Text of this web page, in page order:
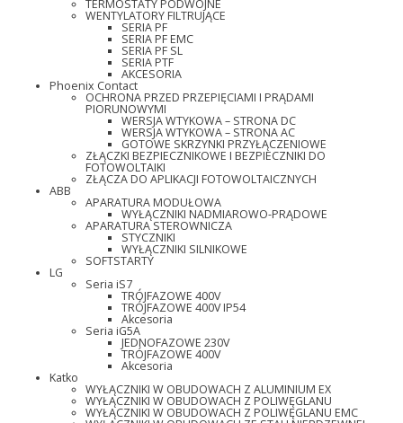
TERMOSTATY PODWÓJNE
WENTYLATORY FILTRUJĄCE
SERIA PF
SERIA PF EMC
SERIA PF SL
SERIA PTF
AKCESORIA
Phoenix Contact
OCHRONA PRZED PRZEPIĘCIAMI I PRĄDAMI
PIORUNOWYMI
WERSJA WTYKOWA – STRONA DC
WERSJA WTYKOWA – STRONA AC
GOTOWE SKRZYNKI PRZYŁĄCZENIOWE
ZŁĄCZKI BEZPIECZNIKOWE I BEZPIECZNIKI DO
FOTOWOLTAIKI
ZŁĄCZA DO APLIKACJI FOTOWOLTAICZNYCH
ABB
APARATURA MODUŁOWA
WYŁĄCZNIKI NADMIAROWO-PRĄDOWE
APARATURA STEROWNICZA
STYCZNIKI
WYŁĄCZNIKI SILNIKOWE
SOFTSTARTY
LG
Seria iS7
TRÓJFAZOWE 400V
TRÓJFAZOWE 400V IP54
Akcesoria
Seria iG5A
JEDNOFAZOWE 230V
TRÓJFAZOWE 400V
Akcesoria
Katko
WYŁĄCZNIKI W OBUDOWACH Z ALUMINIUM EX
WYŁĄCZNIKI W OBUDOWACH Z POLIWĘGLANU
WYŁĄCZNIKI W OBUDOWACH Z POLIWĘGLANU EMC